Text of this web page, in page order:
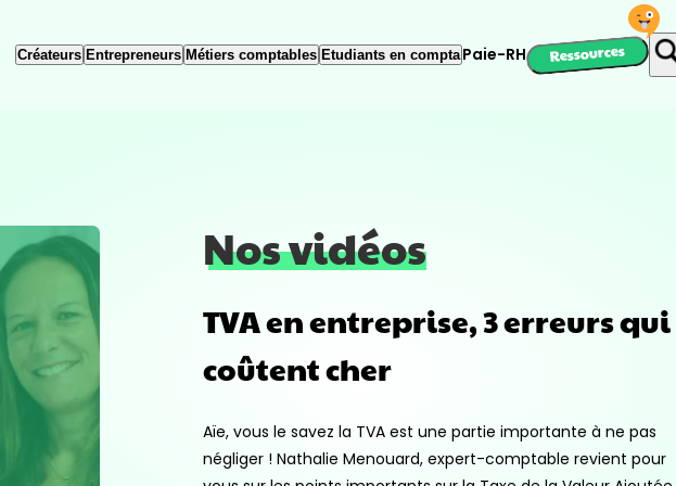
Créateurs Entrepreneurs Métiers comptables Etudiants en compta Paie-RH Ressources
Nos vidéos
TVA en entreprise, 3 erreurs qui
coûtent cher
Aïe, vous le savez la TVA est une partie importante à ne pas
négliger ! Nathalie Menouard, expert-comptable revient pour